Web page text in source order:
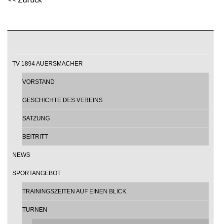
TV 1894 AUERSMACHER
VORSTAND
GESCHICHTE DES VEREINS
SATZUNG
BEITRITT
NEWS
SPORTANGEBOT
TRAININGSZEITEN AUF EINEN BLICK
TURNEN